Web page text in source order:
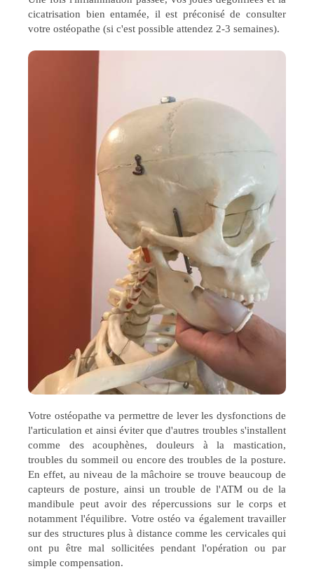
cicatrisation bien entamée, il est préconisé de consulter
votre ostéopathe (si c'est possible attendez 2-3 semaines).
Votre ostéopathe va permettre de lever les dysfonctions de
l'articulation et ainsi éviter que d'autres troubles s'installent
comme des acouphènes, douleurs à la mastication,
troubles du sommeil ou encore des troubles de la posture.
En effet, au niveau de la mâchoire se trouve beaucoup de
capteurs de posture, ainsi un trouble de l'ATM ou de la
mandibule peut avoir des répercussions sur le corps et
notamment l'équilibre. Votre ostéo va également travailler
sur des structures plus à distance comme les cervicales qui
ont pu être mal sollicitées pendant l'opération ou par
simple compensation.